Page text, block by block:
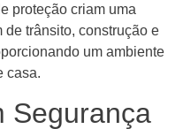
proteção criam uma
de trânsito, construção e
um ambiente
casa.
Segurança